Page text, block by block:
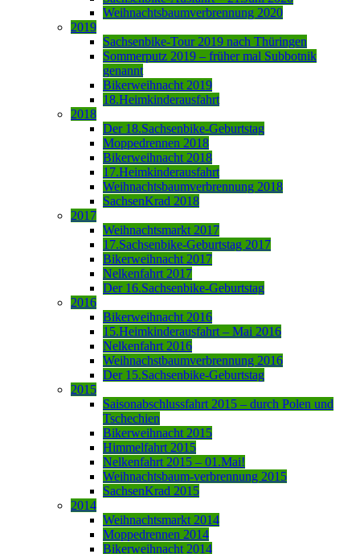
Weihnachtsbaumverbrennung 2020
2019
Sachsenbike-Tour 2019 nach Thüringen
Sommerputz 2019 – früher mal Subbotnik
genannt
Bikerweihnacht 2019
18.Heimkinderausfahrt
2018
Der 18.Sachsenbike-Geburtstag
Moppedrennen 2018
Bikerweihnacht 2018
17.Heimkinderausfahrt
Weihnachtsbaumverbrennung 2018
SachsenKrad 2018
2017
Weihnachtsmarkt 2017
17.Sachsenbike-Geburtstag 2017
Bikerweihnacht 2017
Nelkenfahrt 2017
Der 16.Sachsenbike-Geburtstag
2016
Bikerweihnacht 2016
15.Heimkinderausfahrt – Mai 2016
Nelkenfahrt 2016
Weihnachstbaumverbrennung 2016
Der 15.Sachsenbike-Geburtstag
2015
Saisonabschlussfahrt 2015 – durch Polen und
Tschechien
Bikerweihnacht 2015
Himmelfahrt 2015
Nelkenfahrt 2015 – 01.Mai!
Weihnachtsbaum-verbrennung 2015
SachsenKrad 2015
2014
Weihnachtsmarkt 2014
Moppedrennen 2014
Bikerweihnacht 2014